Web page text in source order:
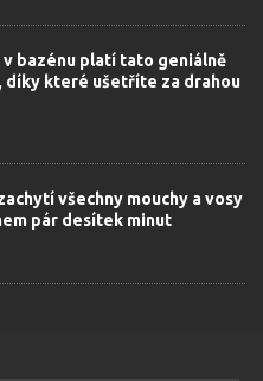
v bazénu platí tato geniálně
díky které ušetříte za drahou
všechny mouchy a vosy
pár desítek minut